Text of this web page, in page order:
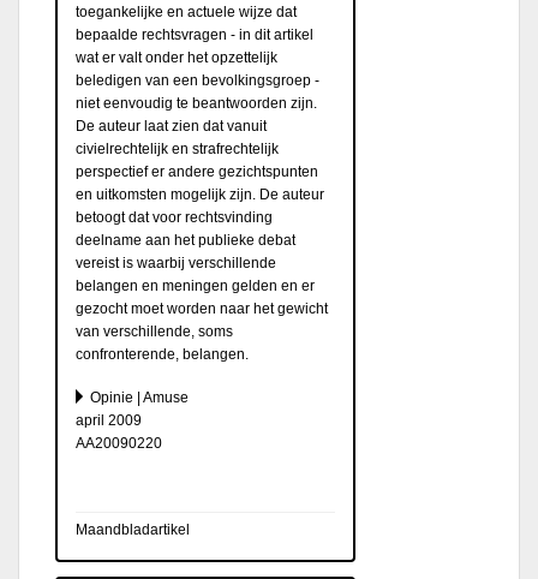
toegankelijke en actuele wijze dat
bepaalde rechtsvragen - in dit artikel
wat er valt onder het opzettelijk
beledigen van een bevolkingsgroep -
niet eenvoudig te beantwoorden zijn.
De auteur laat zien dat vanuit
civielrechtelijk en strafrechtelijk
perspectief er andere gezichtspunten
en uitkomsten mogelijk zijn. De auteur
betoogt dat voor rechtsvinding
deelname aan het publieke debat
vereist is waarbij verschillende
belangen en meningen gelden en er
gezocht moet worden naar het gewicht
van verschillende, soms
confronterende, belangen.
Opinie | Amuse
april 2009
AA20090220
Maandbladartikel